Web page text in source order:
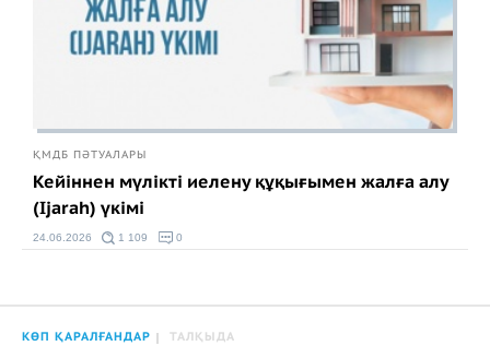
ҚМДБ ПӘТУАЛАРЫ
Кейіннен мүлікті иелену құқығымен жалға алу
(Ijarah) үкімі
24.06.2026 1 109 0
КӨП ҚАРАЛҒАНДАР ТАЛҚЫДА